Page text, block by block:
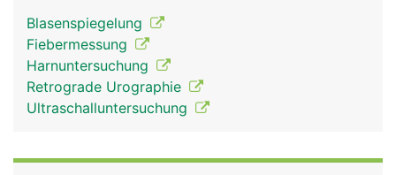
Blasenspiegelung
Fiebermessung
Harnuntersuchung
Retrograde Urographie
Ultraschalluntersuchung